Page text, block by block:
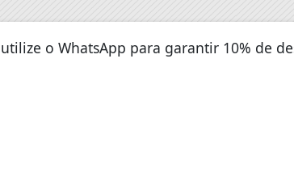
o WhatsApp para garantir 10% de